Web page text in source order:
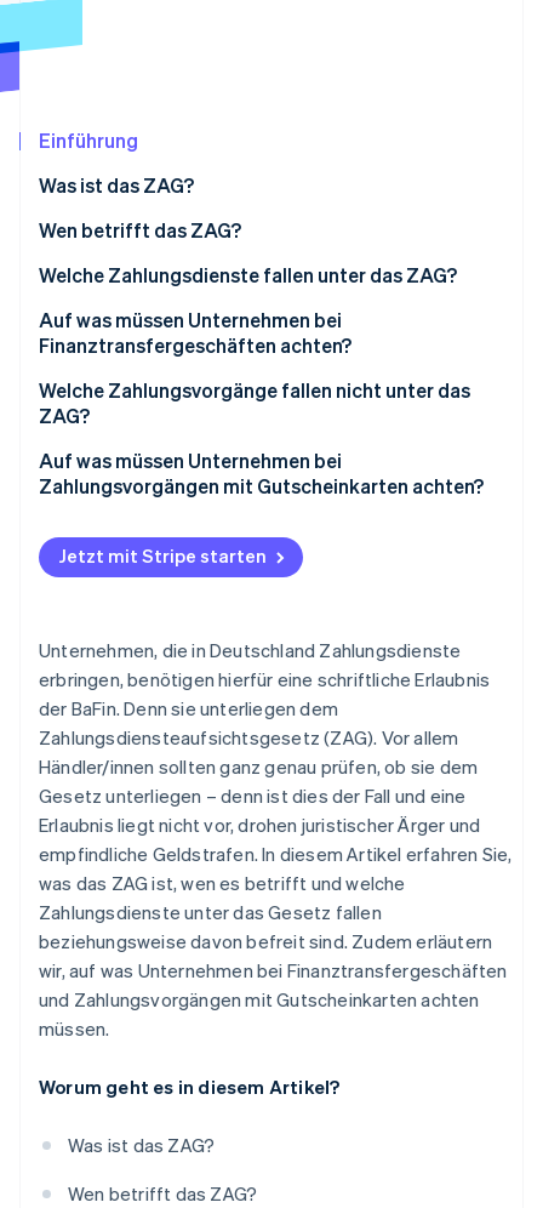
Betrugsprävention
Atlas
Online-Identitätsprüfung
Stripe-Sessions 2026
Erfahren Sie, wie Stripe Lösungen für
Einführung
Was ist das ZAG?
Wen betrifft das ZAG?
Welche Zahlungsdienste fallen unter das ZAG?
Beispiel Lieferheld
Auf was müssen Unternehmen bei
Finanztransfergeschäften achten?
Beispiel Treuhänder/innen, Inkassounternehmen und
Factoring
Welche Zahlungsvorgänge fallen nicht unter das
ZAG?
Auf was müssen Unternehmen bei
Zahlungsvorgängen mit Gutscheinkarten achten?
Jetzt mit Stripe starten
Unternehmen, die in Deutschland Zahlungsdienste
erbringen, benötigen hierfür eine schriftliche Erlaubnis
der BaFin. Denn sie unterliegen dem
Zahlungsdiensteaufsichtsgesetz (ZAG). Vor allem
Händler/innen sollten ganz genau prüfen, ob sie dem
Gesetz unterliegen – denn ist dies der Fall und eine
Erlaubnis liegt nicht vor, drohen juristischer Ärger und
empfindliche Geldstrafen. In diesem Artikel erfahren Sie,
was das ZAG ist, wen es betrifft und welche
Zahlungsdienste unter das Gesetz fallen
beziehungsweise davon befreit sind. Zudem erläutern
wir, auf was Unternehmen bei Finanztransfergeschäften
und Zahlungsvorgängen mit Gutscheinkarten achten
müssen.
Worum geht es in diesem Artikel?
Was ist das ZAG?
Wen betrifft das ZAG?